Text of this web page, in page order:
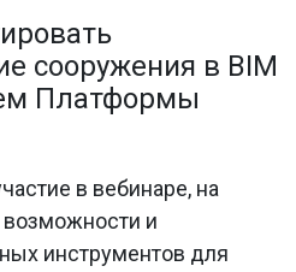
сооружения в BIM
Платформы
в вебинаре, на
и
инструментов для